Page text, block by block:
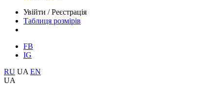
Увійти /Реєстрація
Таблиця розмірів
FB
IG
RU UA EN
UA